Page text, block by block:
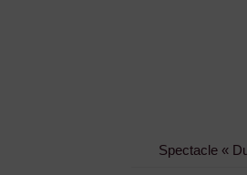
Spectacle «